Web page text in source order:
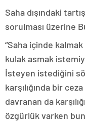
Saha dışındaki
sorulması üzerine
“Saha içinde kalmak
kulak asmak
İsteyen istediğini
karşılığında bir
davranan da
özgürlük varken